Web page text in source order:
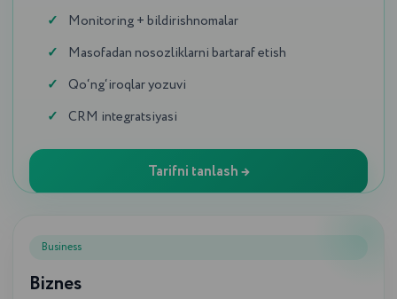
Monitoring + bildirishnomalar
Masofadan nosozliklarni bartaraf etish
Qo‘ng‘iroqlar yozuvi
CRM integratsiyasi
Tarifni tanlash →
Business
Biznes